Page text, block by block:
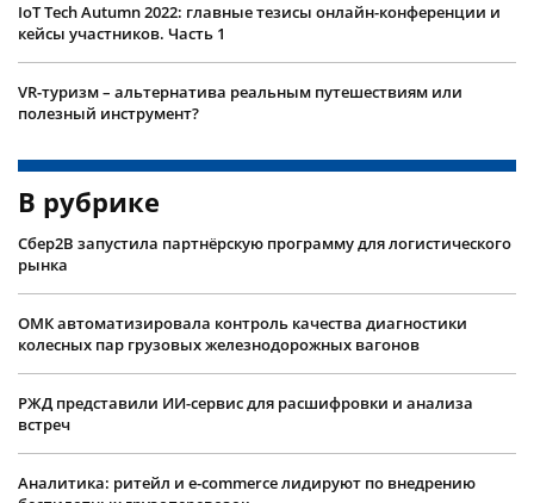
IoT Tech Autumn 2022: главные тезисы онлайн-конференции и
кейсы участников. Часть 1
VR-туризм – альтернатива реальным путешествиям или
полезный инструмент?
В рубрике
Сбер2B запустила партнёрскую программу для логистического
рынка
ОМК автоматизировала контроль качества диагностики
колесных пар грузовых железнодорожных вагонов
РЖД представили ИИ-сервис для расшифровки и анализа
встреч
Аналитика: ритейл и e-commerce лидируют по внедрению